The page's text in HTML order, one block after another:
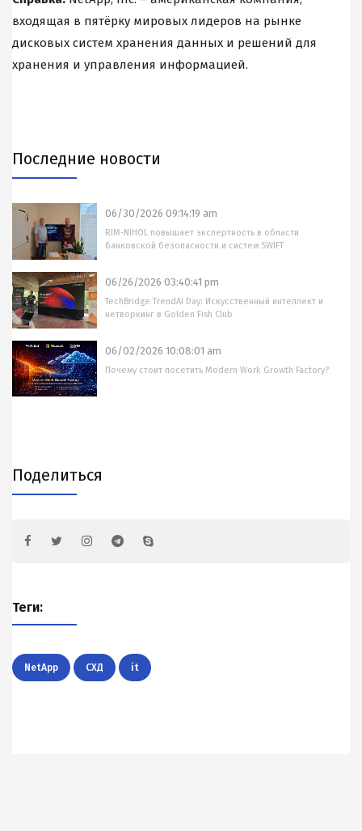
входящая в пятёрку мировых лидеров на рынке
дисковых систем хранения данных и решений для
хранения и управления информацией.
Последние новости
06/30/2026 09:14:19 am
RIM-NIHOL повышает экспертность в области
банковской безопасности и систем SWIFT
06/26/2026 03:40:41 pm
TechBridge TrendAI Day: Искусственный интеллект и
нетворкинг в Golden Fish Club
06/02/2026 10:08:01 am
Почему стоит посетить Modern Work Growth Factory?
Поделиться
Теги:
NetApp СХД it